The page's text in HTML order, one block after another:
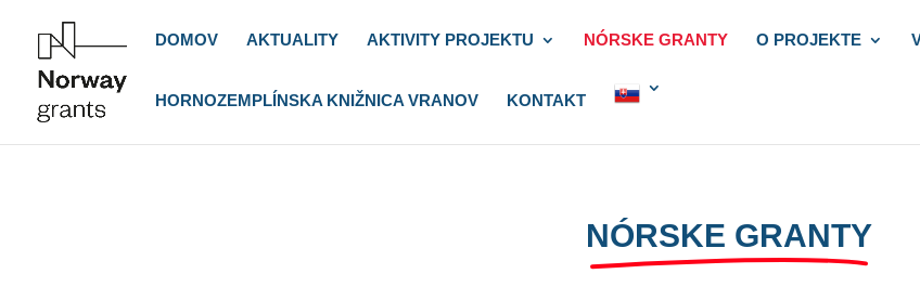
DOMOV AKTUALITY AKTIVITY PROJEKTU NÓRSKE GRANTY O PROJEKTE
HORNOZEMPLÍNSKA KNIŽNICA VRANOV KONTAKT
NÓRSKE GRANTY